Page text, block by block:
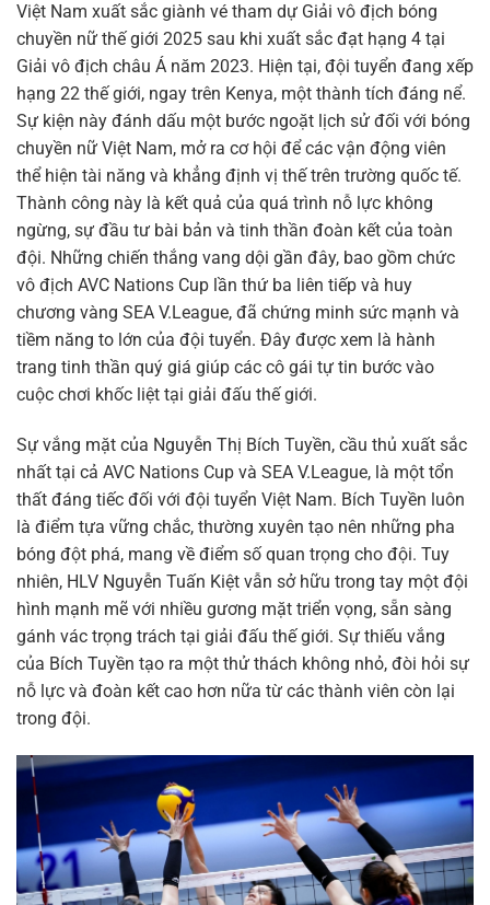
Việt Nam xuất sắc giành vé tham dự Giải vô địch bóng
chuyền nữ thế giới 2025 sau khi xuất sắc đạt hạng 4 tại
Giải vô địch châu Á năm 2023. Hiện tại, đội tuyển đang xếp
hạng 22 thế giới, ngay trên Kenya, một thành tích đáng nể.
Sự kiện này đánh dấu một bước ngoặt lịch sử đối với bóng
chuyền nữ Việt Nam, mở ra cơ hội để các vận động viên
thể hiện tài năng và khẳng định vị thế trên trường quốc tế.
Thành công này là kết quả của quá trình nỗ lực không
ngừng, sự đầu tư bài bản và tinh thần đoàn kết của toàn
đội. Những chiến thắng vang dội gần đây, bao gồm chức
vô địch AVC Nations Cup lần thứ ba liên tiếp và huy
chương vàng SEA V.League, đã chứng minh sức mạnh và
tiềm năng to lớn của đội tuyển. Đây được xem là hành
trang tinh thần quý giá giúp các cô gái tự tin bước vào
cuộc chơi khốc liệt tại giải đấu thế giới.
Sự vắng mặt của Nguyễn Thị Bích Tuyền, cầu thủ xuất sắc
nhất tại cả AVC Nations Cup và SEA V.League, là một tổn
thất đáng tiếc đối với đội tuyển Việt Nam. Bích Tuyền luôn
là điểm tựa vững chắc, thường xuyên tạo nên những pha
bóng đột phá, mang về điểm số quan trọng cho đội. Tuy
nhiên, HLV Nguyễn Tuấn Kiệt vẫn sở hữu trong tay một đội
hình mạnh mẽ với nhiều gương mặt triển vọng, sẵn sàng
gánh vác trọng trách tại giải đấu thế giới. Sự thiếu vắng
của Bích Tuyền tạo ra một thử thách không nhỏ, đòi hỏi sự
nỗ lực và đoàn kết cao hơn nữa từ các thành viên còn lại
trong đội.